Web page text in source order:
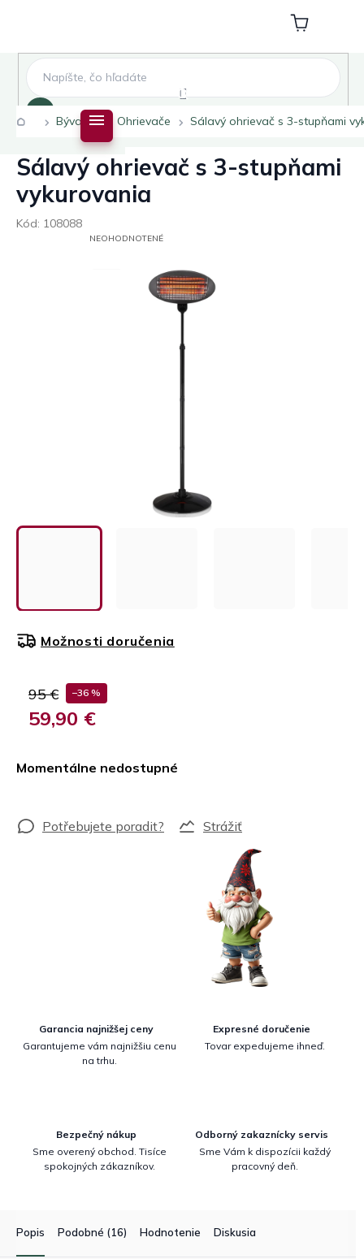
Nákupný
košík
Domov
Bývanie Ohrievače Sálavý ohrievač s 3-stupňami
Sálavý ohrievač s 3-stupňami
vykurovania
Kód: 108088
PRIEMERNÉNEOHODNOTENÉ
95 € –36 %
59,90 €
Momentálne nedostupné
Možnosti doručenia
Strážiť
Garancia najnižšej ceny
Garantujeme vám najnižšiu cenu
na trhu.
Expresné doručenie
Tovar expedujeme ihneď.
Bezpečný nákup
Sme overený obchod. Tisíce
spokojných zákazníkov.
Odborný zakaznícky servis
Sme Vám k dispozícii každý
pracovný deň.
Popis Podobné (16) Hodnotenie Diskusia